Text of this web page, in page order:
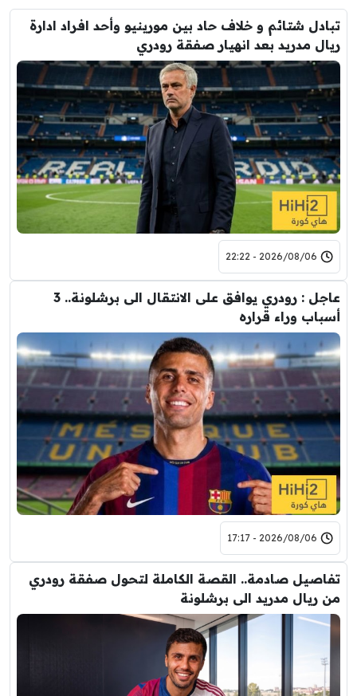
تبادل شتائم و خلاف حاد بين مورينيو وأحد افراد ادارة
ريال مدريد بعد انهيار صفقة رودري
2026/08/06 - 22:22
عاجل : رودري يوافق على الانتقال الى برشلونة.. 3
أسباب وراء قراره
2026/08/06 - 17:17
تفاصيل صادمة.. القصة الكاملة لتحول صفقة رودري
من ريال مدريد الى برشلونة